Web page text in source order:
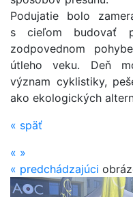
Podujatie bolo
s cieľom budovať
zodpovednom
útleho veku. Deň
význam cyklistiky,
ako ekologických
« späť
« »
« predchádzajúci